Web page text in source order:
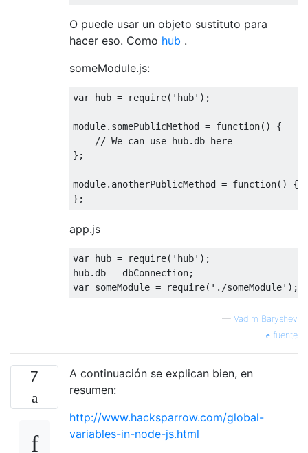
O puede usar un objeto sustituto para
hacer eso. Como hub .
someModule.js:
var hub = require( 'hub' );
module.somePublicMethod = function( ) {
// We can use hub.db here
};
module.anotherPublicMethod = function( ) {
app.js
var hub = require( 'hub' );
var someModule = require( './someModule'
— Vadim Baryshev
fuente
7
A continuación se explican bien, en
resumen:
http://www.hacksparrow.com/global-
variables-in-node-js.html